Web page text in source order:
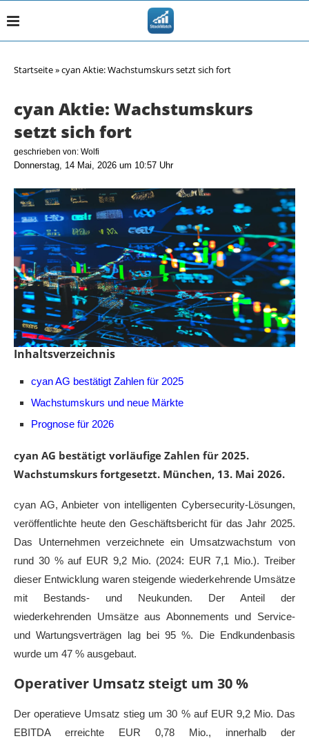
Startseite»cyan Aktie: Wachstumskurs setzt sich fort
cyan Aktie: Wachstumskurs
setzt sich fort
geschrieben von: Wolfi
Donnerstag, 14 Mai, 2026 um 10:57 Uhr
Inhaltsverzeichnis
cyan AG bestätigt Zahlen für 2025
Wachstumskurs und neue Märkte
Prognose für 2026
cyan AG bestätigt vorläufige Zahlen für 2025.
Wachstumskurs fortgesetzt. München, 13. Mai 2026.
cyan AG, Anbieter von intelligenten Cybersecurity-Lösungen,
veröffentlichte heute den Geschäftsbericht für das Jahr 2025.
Das Unternehmen verzeichnete ein Umsatzwachstum von
rund 30 % auf EUR 9,2 Mio. (2024: EUR 7,1 Mio.). Treiber
dieser Entwicklung waren steigende wiederkehrende Umsätze
mit Bestands- und Neukunden. Der Anteil der
wiederkehrenden Umsätze aus Abonnements und Service-
und Wartungsverträgen lag bei 95 %. Die Endkundenbasis
wurde um 47 % ausgebaut.
Operativer Umsatz steigt um 30 %
Der operatieve Umsatz stieg um 30 % auf EUR 9,2 Mio. Das
EBITDA erreichte EUR 0,78 Mio., innerhalb der